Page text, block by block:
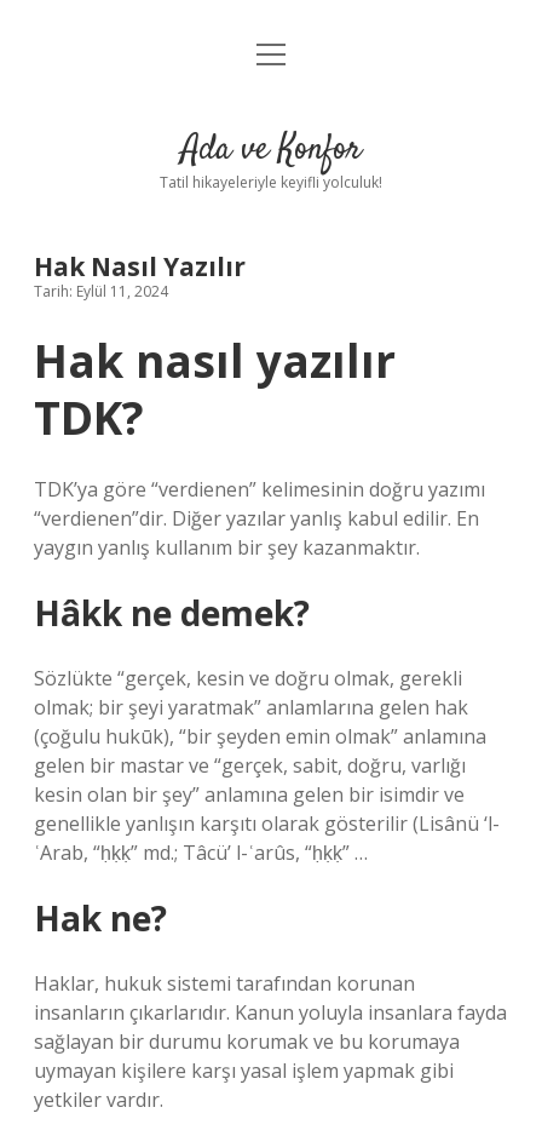
Anasayfa
Yasal Uyarı
menüyü
Ada ve Konfor
Tatil hikayeleriyle keyifli yolculuk!
Hak Nasıl Yazılır
Tarih: Eylül 11, 2024
Hak nasıl yazılır
TDK?
TDK’ya göre “verdienen” kelimesinin doğru yazımı
“verdienen”dir. Diğer yazılar yanlış kabul edilir. En
yaygın yanlış kullanım bir şey kazanmaktır.
Hâkk ne demek?
Sözlükte “gerçek, kesin ve doğru olmak, gerekli
olmak; bir şeyi yaratmak” anlamlarına gelen hak
(çoğulu hukūk), “bir şeyden emin olmak” anlamına
gelen bir mastar ve “gerçek, sabit, doğru, varlığı
kesin olan bir şey” anlamına gelen bir isimdir ve
genellikle yanlışın karşıtı olarak gösterilir (Lisânü ‘l-
ʿArab, “ḥḳḳ” md.; Tâcü’ l-ʿarûs, “ḥḳḳ” …
Hak ne?
Haklar, hukuk sistemi tarafından korunan
insanların çıkarlarıdır. Kanun yoluyla insanlara fayda
sağlayan bir durumu korumak ve bu korumaya
uymayan kişilere karşı yasal işlem yapmak gibi
yetkiler vardır.